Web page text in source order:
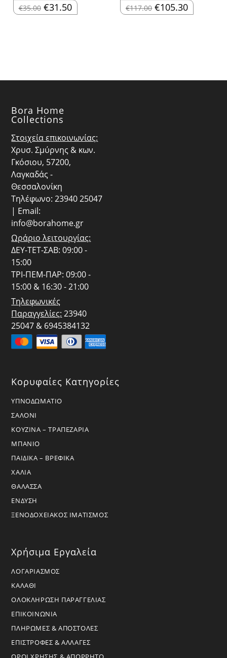
€35.00 Original
price
€31.50Η
τρέχουσα €117.00 Original
price
€105.30Η
τρέχουσα
Bora Home
Collections
Στοιχεία επικοινωνίας:
Χρυσ. Σμύρνης & κων.
Γκόσιου, 57200,
Λαγκαδάς -
Θεσσαλονίκη
Τηλέφωνο: 23940 25047
| Email:
info@borahome.gr
Ωράριο λειτουργίας:
ΔΕΥ-ΤΕΤ-ΣΑΒ: 09:00 -
15:00
ΤΡΙ-ΠΕΜ-ΠΑΡ: 09:00 -
15:00 & 16:30 - 21:00
Τηλεφωνικές
Παραγγελίες: 23940
25047 & 6945384132
Κορυφαίες Κατηγορίες
ΥΠΝΟΔΩΜΑΤΙΟ
ΣΑΛΟΝΙ
ΚΟΥΖΙΝΑ – ΤΡΑΠΕΖΑΡΙΑ
ΜΠΑΝΙΟ
ΠΑΙΔΙΚΑ – ΒΡΕΦΙΚΑ
ΧΑΛΙΑ
ΘΑΛΑΣΣΑ
ΕΝΔΥΣΗ
ΞΕΝΟΔΟΧΕΙΑΚΟΣ ΙΜΑΤΙΣΜΟΣ
Χρήσιμα Εργαλεία
ΛΟΓΑΡΙΑΣΜΟΣ
ΚΑΛΑΘΙ
ΟΛΟΚΛΗΡΩΣΗ ΠΑΡΑΓΓΕΛΙΑΣ
ΕΠΙΚΟΙΝΩΝΙΑ
ΠΛΗΡΩΜΕΣ & ΑΠΟΣΤΟΛΕΣ
ΕΠΙΣΤΡΟΦΕΣ & ΑΛΛΑΓΕΣ